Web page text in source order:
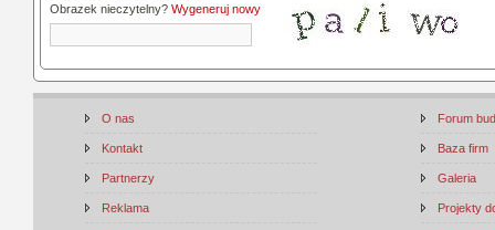
Obrazek nieczytelny? Wygeneruj nowy
O nas
Kontakt
Partnerzy
Reklama
Forum
Baza firm
Galeria
Projekty